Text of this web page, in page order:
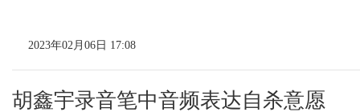
2023年02月06日 17:08
胡鑫宇录音笔中音频表达自杀意愿